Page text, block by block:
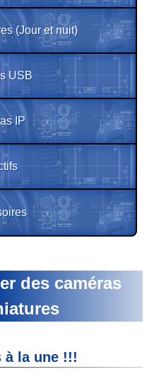
(Jour et nuit)
USB
IP
des caméras
à la une !!!